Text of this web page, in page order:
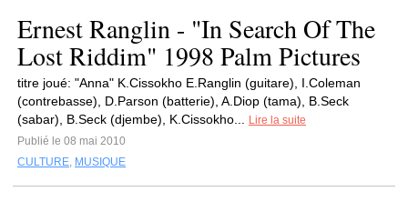
Ernest Ranglin - "In Search Of The
Lost Riddim" 1998 Palm Pictures
titre joué: "Anna" K.Cissokho E.Ranglin (guitare), I.Coleman
(contrebasse), D.Parson (batterie), A.Diop (tama), B.Seck
(sabar), B.Seck (djembe), K.Cissokho...
Lire la suite
Publié le 08 mai 2010
CULTURE, MUSIQUE